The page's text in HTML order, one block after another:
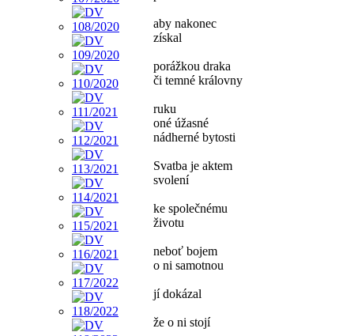
aby nakonec
získal
porážkou draka
či temné královny
ruku
oné úžasné
nádherné bytosti
Svatba je aktem
svolení
ke společnému
životu
neboť bojem
o ni samotnou
jí dokázal
že o ni stojí